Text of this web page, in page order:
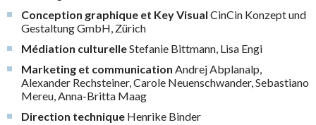
Conception graphique et Key Visual CinCin Konzept und
Gestaltung GmbH, Zürich
Médiation culturelleStefanie Bittmann, Lisa Engi
Marketing et communication Andrej Abplanalp,
Alexander Rechsteiner, Carole Neuenschwander, Sebastiano
Mereu, Anna-Britta Maag
Direction technique Henrike Binder